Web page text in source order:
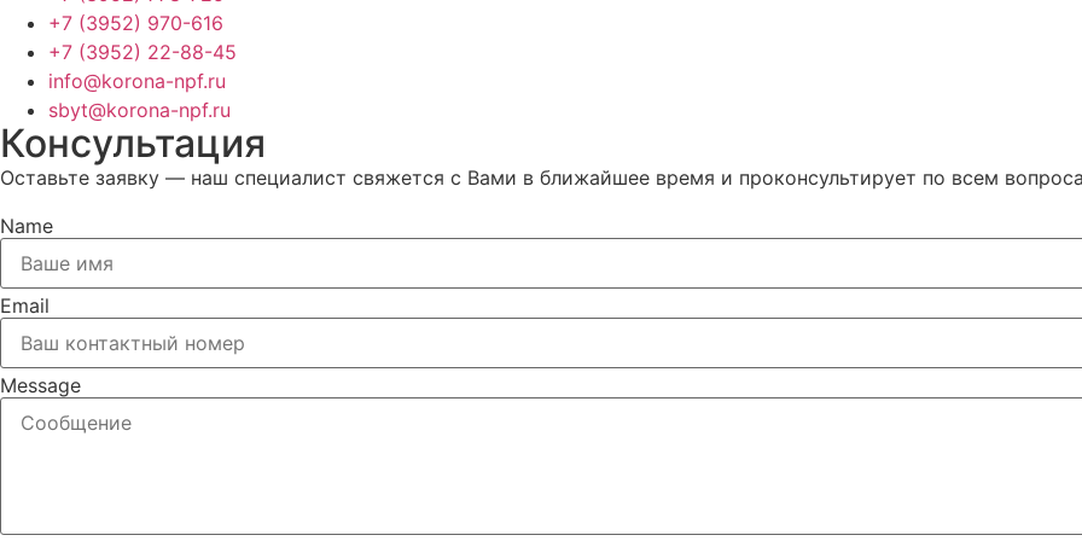
+7 (3952) 970-616
+7 (3952) 22-88-45
info@korona-npf.ru
sbyt@korona-npf.ru
Консультация
Оставьте заявку — наш специалист свяжется с Вами в ближайшее время и проконсультирует по всем
Name
Email
Message